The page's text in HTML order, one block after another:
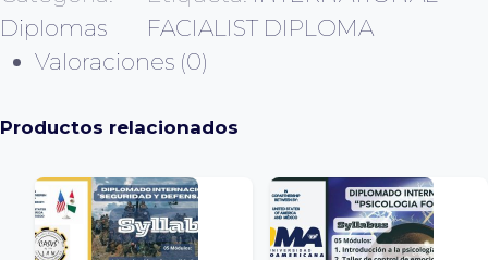
Diplomas
FACIALIST DIPLOMA
Valoraciones (0)
Productos relacionados